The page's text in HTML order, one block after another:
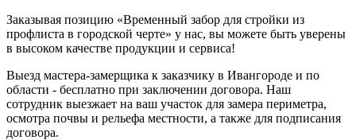
Заказывая позицию «Временный забор для стройки из
профлиста в городской черте» у нас, вы можете быть уверены
в высоком качестве продукции и сервиса!
Выезд мастера-замерщика к заказчику в Ивангороде и по
области - бесплатно при заключении договора. Наш
сотрудник выезжает на ваш участок для замера периметра,
осмотра почвы и рельефа местности, а также для подписания
договора.